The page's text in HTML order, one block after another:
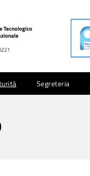
Tecnologico
Segreteria